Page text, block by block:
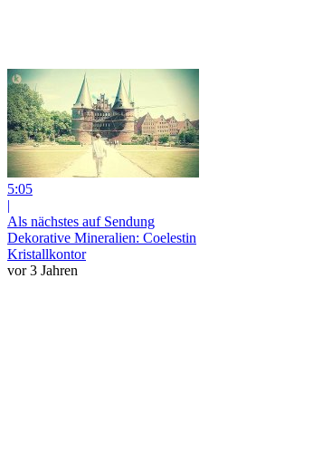
5:05
|
Als nächstes auf Sendung
Dekorative Mineralien: Coelestin
Kristallkontor
vor 3 Jahren